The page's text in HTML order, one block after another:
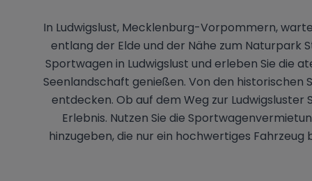
In Ludwigslust, Mecklenburg-Vorpommern,
entlang der Elde und der Nähe zum Naturpark
Sportwagen in Ludwigslust und erleben Sie die
Seenlandschaft genießen. Von den historischen
entdecken. Ob auf dem Weg zur
Erlebnis. Nutzen Sie die
hinzugeben, die nur ein hochwertiges